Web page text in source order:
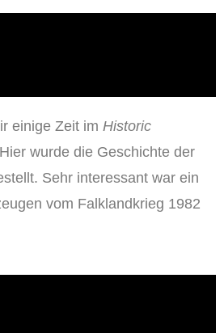
einige Zeit im Historic
wurde die Geschichte der
Sehr interessant war ein
vom Falklandkrieg 1982